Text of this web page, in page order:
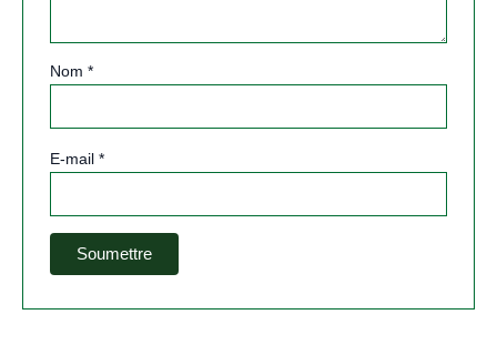
Nom*
E-mail*